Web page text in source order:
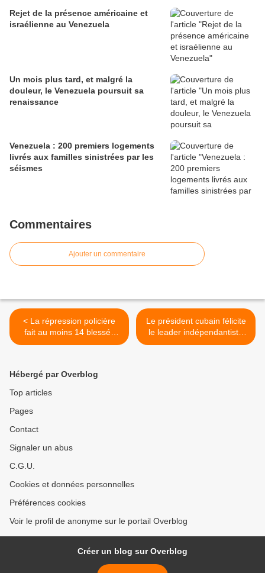
Rejet de la présence américaine et
israélienne au Venezuela
Un mois plus tard, et malgré la
douleur, le Venezuela poursuit sa
renaissance
Venezuela : 200 premiers logements
livrés aux familles sinistrées par les
séismes
Commentaires
Ajouter un commentaire
< La répression policière
fait au moins 14 blessés
dans le sud du Pérou
Le président cubain félicite
le leader indépendantiste
Oscar López >
Hébergé par Overblog
Top articles
Pages
Contact
Signaler un abus
C.G.U.
Cookies et données personnelles
Préférences cookies
Voir le profil de anonyme sur le portail Overblog
Créer un blog sur Overblog